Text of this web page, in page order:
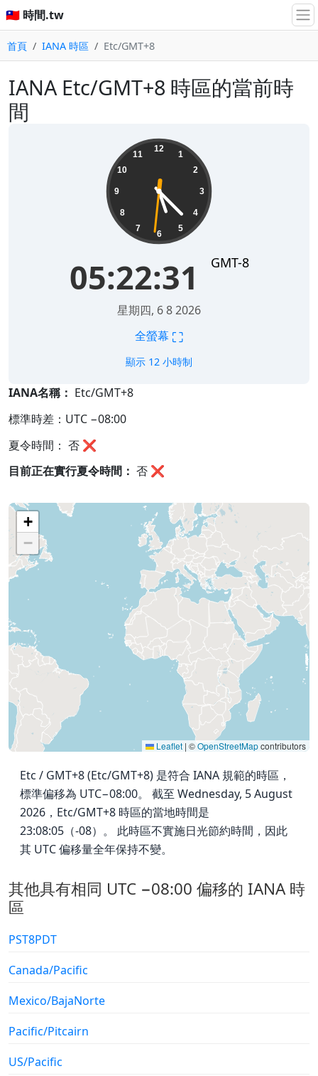
🇹🇼 時間.tw
首頁 IANA 時區 Etc/GMT+8
IANA Etc/GMT+8 時區的當前時
間
12
1
2
3
4
5
6
7
8
9
10
11
05:22:31 GMT-8
星期四, 6 8 2026
全螢幕 ⛶
顯示 12 小時制
IANA名稱： Etc/GMT+8
標準時差：UTC −08:00
夏令時間： 否 ❌
目前正在實行夏令時間： 否 ❌
+
−
Leaflet | ©OpenStreetMapcontributors
Etc / GMT+8 (Etc/GMT+8) 是符合 IANA 規範的時區，
標準偏移為 UTC−08:00。 截至 Wednesday, 5 August
2026，Etc/GMT+8 時區的當地時間是
23:08:05（-08）。 此時區不實施日光節約時間，因此
其 UTC 偏移量全年保持不變。
其他具有相同 UTC −08:00 偏移的 IANA 時
區
PST8PDT
Canada/Pacific
Mexico/BajaNorte
Pacific/Pitcairn
US/Pacific